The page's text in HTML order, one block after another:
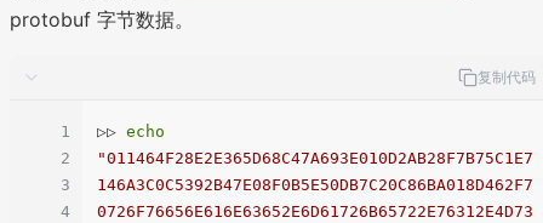
protobuf 字节数据。
复制代码
1
2
3
4
▷▷ echo
"011464F28E2E365D68C47A693E010D2AB28F7B75C1E7
146A3C0C5392B47E08F0B5E50DB7C20C86BA018D462F7
0726F76656E616E63652E6D61726B65722E76312E4D73